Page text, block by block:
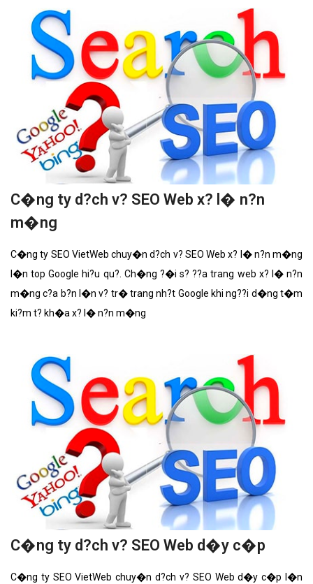
C�ng ty d?ch v? SEO Web x? l� n?n
m�ng
C�ng ty SEO VietWeb chuy�n d?ch v? SEO Web x? l� n?n m�ng
l�n top Google hi?u qu?. Ch�ng ?�i s? ??a trang web x? l� n?n
m�ng c?a b?n l�n v? tr� trang nh?t Google khi ng??i d�ng t�m
ki?m t? kh�a x? l� n?n m�ng
C�ng ty d?ch v? SEO Web d�y c�p
C�ng ty SEO VietWeb chuy�n d?ch v? SEO Web d�y c�p l�n